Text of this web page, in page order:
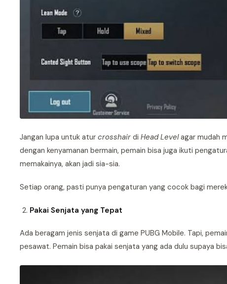
Jangan lupa untuk atur crosshair di Head Levelagar mudah
dengan kenyamanan bermain, pemain bisa juga ikuti
memakainya, akan jadi sia-sia.
Setiap orang, pasti punya pengaturan yang cocok bagi
Pakai Senjata yang Tepat
Ada beragam jenis senjata di game PUBG Mobile. Tapi,
pesawat. Pemain bisa pakai senjata yang ada dulu supaya